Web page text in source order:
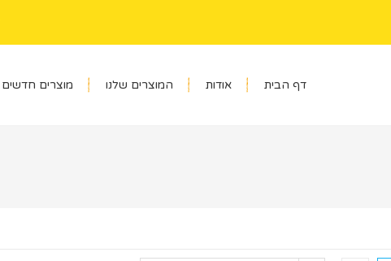
דף הבית אודות המוצרים שלנו מוצרים חדשים